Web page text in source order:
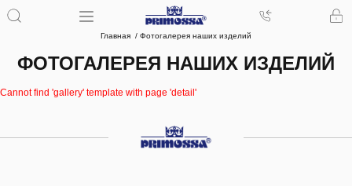
Главная Фотогалерея наших изделий
ФОТОГАЛЕРЕЯ НАШИХ ИЗДЕЛИЙ
Cannot find 'gallery' template with page 'detail'